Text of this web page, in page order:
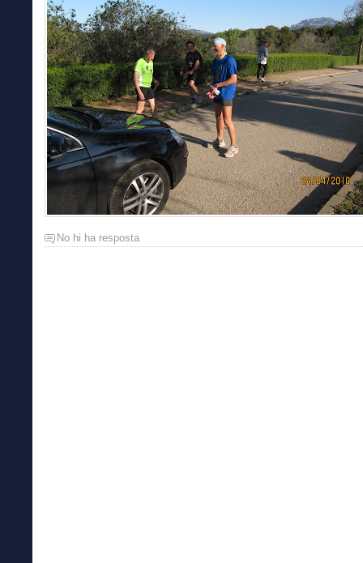
No hi ha resposta